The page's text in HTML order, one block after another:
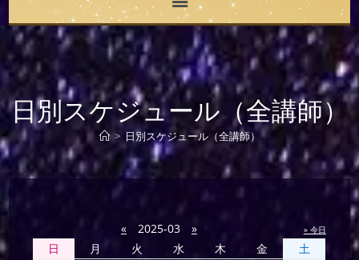
日別スケジュール（全講師）
> 日別スケジュール（全講師）
« 2025-03 » » 今日
日 月 火 水 木 金
土